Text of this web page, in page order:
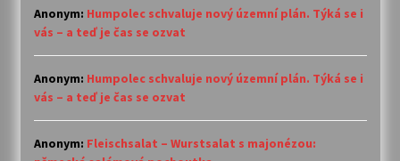
Anonym: Humpolec schvaluje nový územní plán. Týká se i
vás – a teď je čas se ozvat
Anonym: Humpolec schvaluje nový územní plán. Týká se i
vás – a teď je čas se ozvat
Anonym: Fleischsalat – Wurstsalat s majonézou: